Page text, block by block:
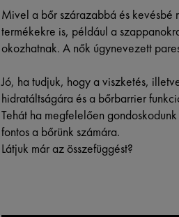
Mivel a bőr szárazabbá és kevésbé
termékekre is, például a
okozhatnak. A nők úgynevezett
Jó, ha tudjuk, hogy a viszketés,
hidratáltságára és a bőrbarrier
Tehát ha megfelelően
fontos a bőrünk számára.
Látjuk már az összefüggést?